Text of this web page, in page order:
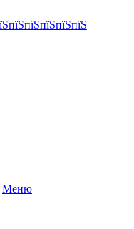
Меню